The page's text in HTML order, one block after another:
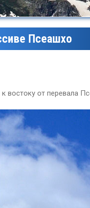
Псеашхо
востоку от перевала